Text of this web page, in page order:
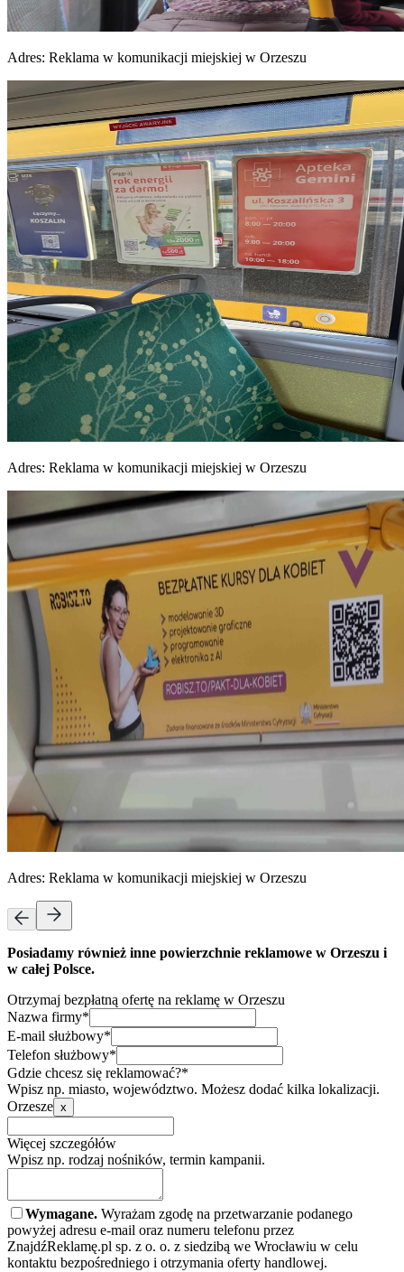
Adres: Reklama w komunikacji miejskiej w Orzeszu
Adres: Reklama w komunikacji miejskiej w Orzeszu
Adres: Reklama w komunikacji miejskiej w Orzeszu
Posiadamy również inne powierzchnie reklamowe w Orzeszu i
w całej Polsce.
Otrzymaj bezpłatną ofertę na reklamę w Orzeszu
Nazwa firmy*
E-mail służbowy*
Telefon służbowy*
Gdzie chcesz się reklamować?*
Wpisz np. miasto, województwo. Możesz dodać kilka lokalizacji.
Orzesze x
Więcej szczegółów
Wpisz np. rodzaj nośników, termin kampanii.
Wymagane. Wyrażam zgodę na przetwarzanie podanego
powyżej adresu e-mail oraz numeru telefonu przez
ZnajdźReklamę.pl sp. z o. o. z siedzibą we Wrocławiu w celu
kontaktu bezpośredniego i otrzymania oferty handlowej.